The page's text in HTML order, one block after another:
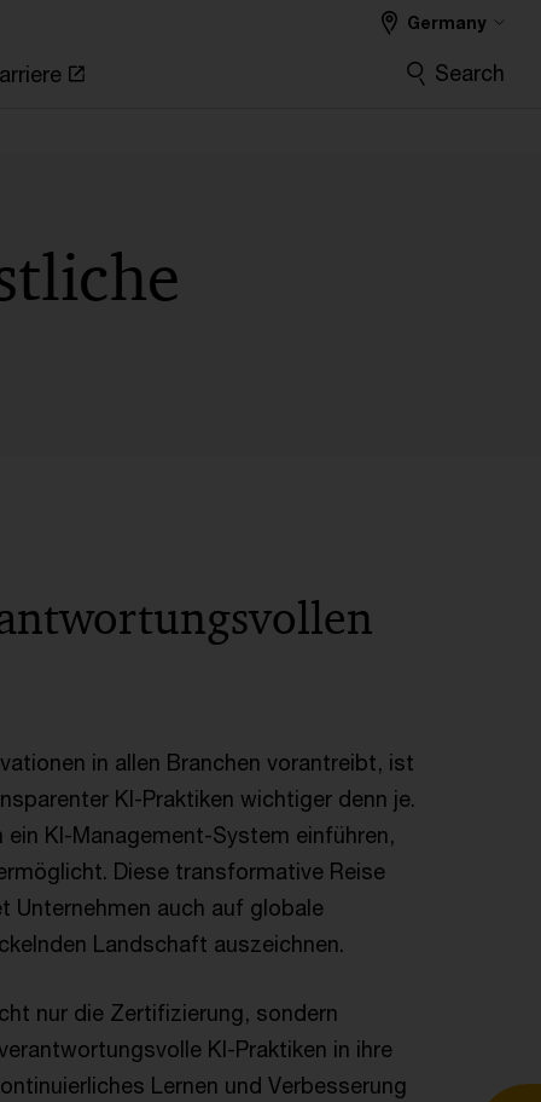
Germany
Search
in allen Branchen vorantreibt, ist
KI-Praktiken wichtiger denn je.
KI-Management-System einführen,
Diese transformative Reise
auch auf globale
Landschaft auszeichnen.
nur die Zertifizierung, sondern
KI-Praktiken in ihre
Lernen und Verbesserung